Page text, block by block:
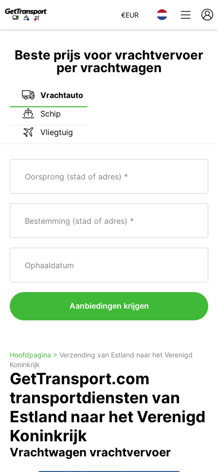
€EUR
Beste prijs voor vrachtvervoer
per vrachtwagen
Vrachtauto
Schip
Vliegtuig
Oorsprong (stad of adres)
Bestemming (stad of adres)
Ophaaldatum
Aanbiedingen krijgen
Hoofdpagina > Verzending van Estland naar het Verenigd
Koninkrijk
GetTransport.com
transportdiensten van
Estland naar het Verenigd
Koninkrijk
Vrachtwagen vrachtvervoer